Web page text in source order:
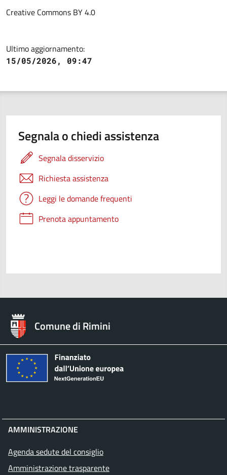
Creative Commons BY 4.0
Ultimo aggiornamento:
15/05/2026, 09:47
Segnala o chiedi assistenza
Segnala disservizio
Richiesta assistenza
Leggi le domande frequenti
Prenota appuntamento
Comune di Rimini
AMMINISTRAZIONE
Agenda sedute del consiglio
Amministrazione trasparente